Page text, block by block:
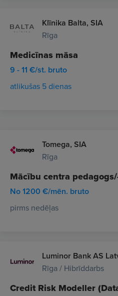
Klīnika Balta, SIA
Rīga
Medicīnas māsa
9 - 11 €/st. bruto
atlikušas 5 dienas
Tomega, SIA
Rīga
Mācību centra
No 1200 €/mēn. bruto
pirms nedēļas
Luminor Bank AS
Rīga / Hibrīddarbs
Credit Risk Modeller